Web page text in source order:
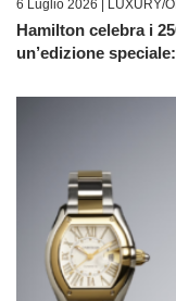
6 Luglio 2026 | LUXURY/
Hamilton celebra i
un’edizione